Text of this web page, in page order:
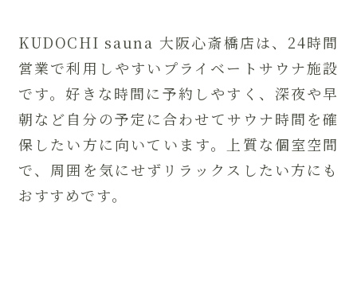
KUDOCHI sauna 大阪心斎橋店は、24時間
営業で利用しやすいプライベートサウナ施設
です。好きな時間に予約しやすく、深夜や早
朝など自分の予定に合わせてサウナ時間を確
保したい方に向いています。上質な個室空間
で、周囲を気にせずリラックスしたい方にも
おすすめです。